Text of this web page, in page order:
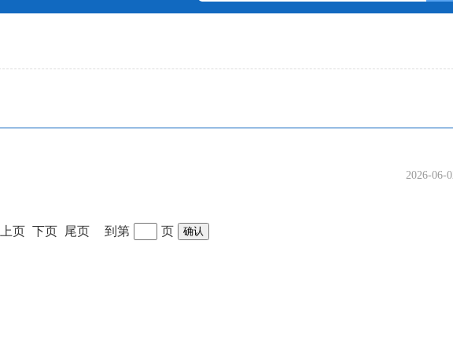
2026-06-
上页 下页 尾页 到第 页